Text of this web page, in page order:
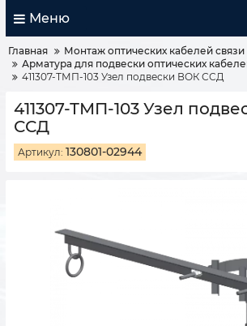
Меню
Главная
Монтаж оптических кабелей связи
Арматура для подвески оптических
411307-ТМП-103 Узел подвески ВОК ССД
411307-ТМП-103 Узел
ССД
Артикул: 130801-02944